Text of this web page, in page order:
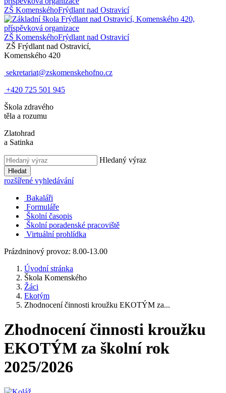
ZŠ KomenskéhoFrýdlant nad Ostravicí
ZŠ KomenskéhoFrýdlant nad Ostravicí
ZŠ Frýdlant nad Ostravicí,
Komenského 420
sekretariat@zskomenskehofno.cz
+420 725 501 945
Škola zdravého
těla a rozumu
Zlatohrad
a Satinka
Hledaný výraz
Hledat
rozšířené vyhledávání
Bakaláři
Formuláře
Školní časopis
Školní poradenské pracoviště
Virtuální prohlídka
Prázdninový provoz: 8.00-13.00
Úvodní stránka
Škola Komenského
Žáci
Ekotým
Zhodnocení činnosti kroužku EKOTÝM za...
Zhodnocení činnosti kroužku
EKOTÝM za školní rok
2025/2026